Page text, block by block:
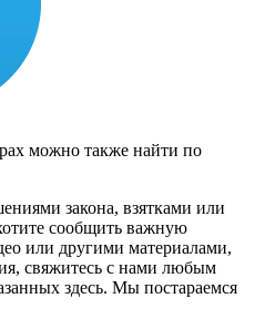
можно также найти по
закона, взятками или
сообщить важную
или другими материалами,
свяжитесь с нами любым
здесь. Мы постараемся